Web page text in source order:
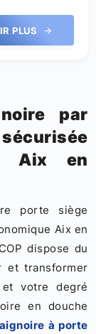
PLUS
par
Aix en
porte siège
Aix en
dispose du
et transformer
votre degré
en douche
à porte